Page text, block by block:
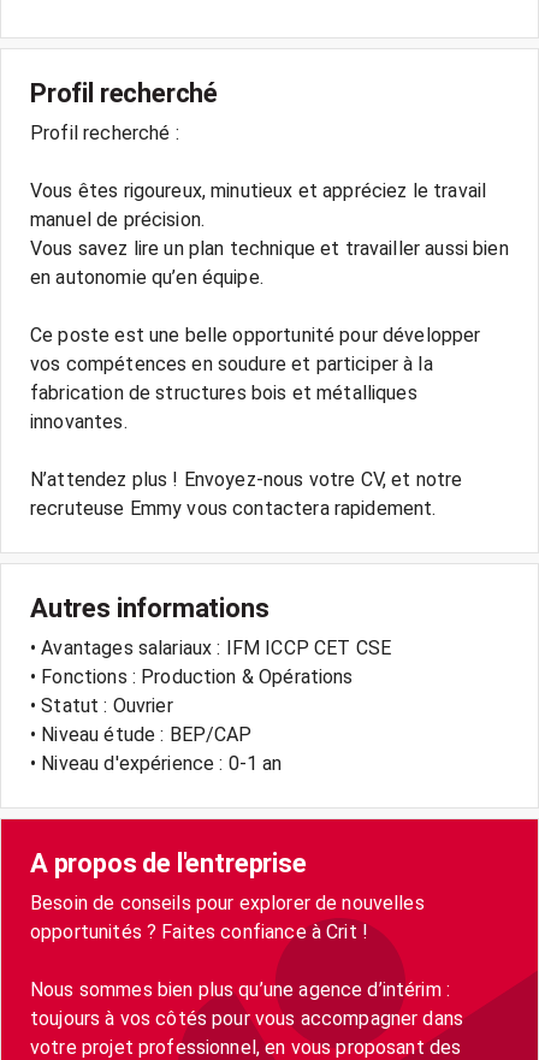
Profil recherché
Profil recherché :
Vous êtes rigoureux, minutieux et appréciez le travail
manuel de précision.
Vous savez lire un plan technique et travailler aussi bien
en autonomie qu’en équipe.
Ce poste est une belle opportunité pour développer
vos compétences en soudure et participer à la
fabrication de structures bois et métalliques
innovantes.
N’attendez plus ! Envoyez-nous votre CV, et notre
recruteuse Emmy vous contactera rapidement.
Autres informations
• Avantages salariaux : IFM ICCP CET CSE
• Fonctions : Production & Opérations
• Statut : Ouvrier
• Niveau étude : BEP/CAP
• Niveau d'expérience : 0-1 an
A propos de l'entreprise
Besoin de conseils pour explorer de nouvelles
opportunités ? Faites confiance à Crit !
Nous sommes bien plus qu’une agence d’intérim :
toujours à vos côtés pour vous accompagner dans
votre projet professionnel, en vous proposant des